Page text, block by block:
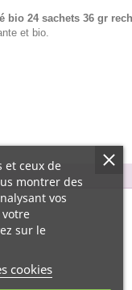
bio 24 sachets 36 gr
et bio.
et ceux de
montrer des
vos
sur le
cookies